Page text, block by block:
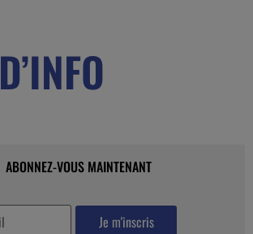
D’INFO
ABONNEZ-VOUS MAINTENANT